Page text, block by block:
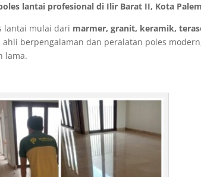
lantai profesional di Ilir Barat II, Kota
lantai mulai dari marmer, granit, keramik,
ahli berpengalaman dan peralatan poles
lama.